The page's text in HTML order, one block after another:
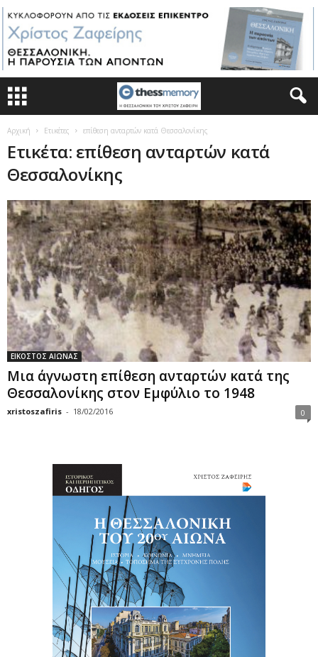
Αρχική Ετικέτες επίθεση ανταρτών κατά Θεσσαλονίκης
Ετικέτα: επίθεση ανταρτών κατά
Θεσσαλονίκης
ΕΙΚΟΣΤΟΣ ΑΙΩΝΑΣ
Μια άγνωστη επίθεση ανταρτών κατά της
Θεσσαλονίκης στον Εμφύλιο το 1948
xristoszafiris - 18/02/2016 0